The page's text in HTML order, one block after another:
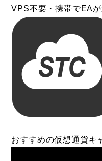
VPS不要・携帯でEA
おすすめの仮想通貨キ